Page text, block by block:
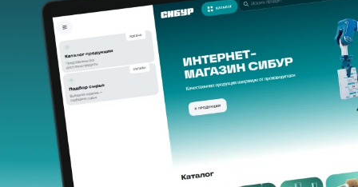
Добавить в корзину
Купить в 1 клик